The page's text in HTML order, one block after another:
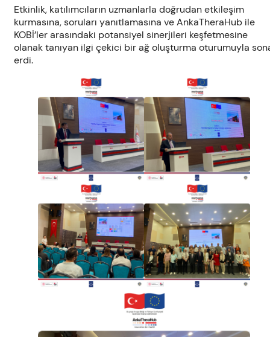
Etkinlik, katılımcıların uzmanlarla doğrudan etkileşim
kurmasına, soruları yanıtlamasına ve AnkaTheraHub ile
KOBİ’ler arasındaki potansiyel sinerjileri keşfetmesine
olanak tanıyan ilgi çekici bir ağ oluşturma oturumuyla
erdi.